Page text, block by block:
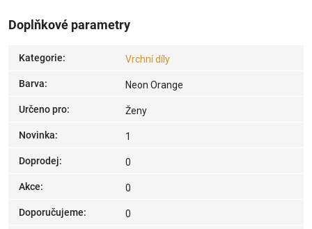
Doplňkové parametry
Kategorie: Vrchní díly
Barva: Neon Orange
Určeno pro: Ženy
Novinka: 1
Doprodej: 0
Akce: 0
Doporučujeme: 0